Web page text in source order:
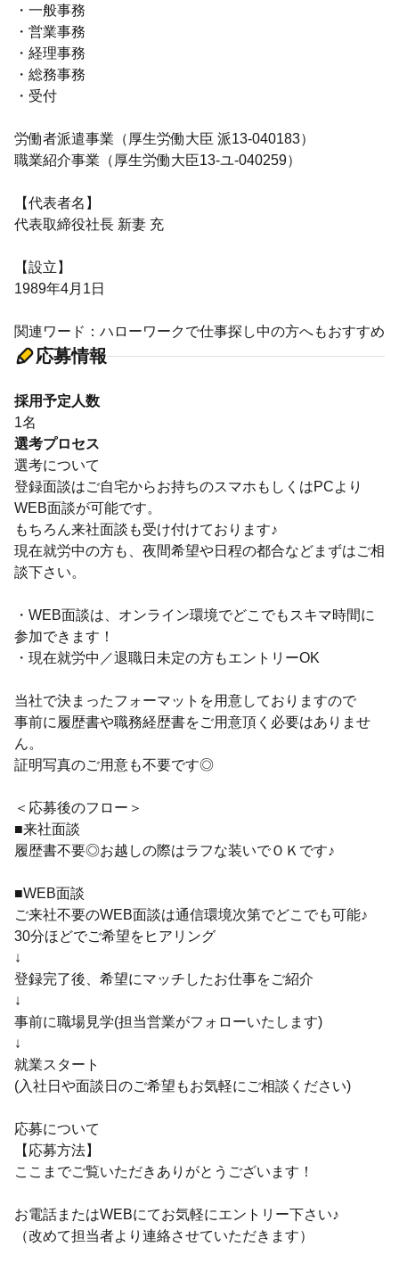
・一般事務
・営業事務
・経理事務
・総務事務
・受付
労働者派遣事業（厚生労働大臣 派13-040183）
職業紹介事業（厚生労働大臣13-ユ-040259）
【代表者名】
代表取締役社長 新妻 充
【設立】
1989年4月1日
関連ワード：ハローワークで仕事探し中の方へもおすすめ
応募情報
採用予定人数
1名
選考プロセス
選考について
登録面談はご自宅からお持ちのスマホもしくはPCより
WEB面談が可能です。
もちろん来社面談も受け付けております♪
現在就労中の方も、夜間希望や日程の都合などまずはご相
談下さい。
・WEB面談は、オンライン環境でどこでもスキマ時間に
参加できます！
・現在就労中／退職日未定の方もエントリーOK
当社で決まったフォーマットを用意しておりますので
事前に履歴書や職務経歴書をご用意頂く必要はありませ
ん。
証明写真のご用意も不要です◎
＜応募後のフロー＞
■来社面談
履歴書不要◎お越しの際はラフな装いでＯＫです♪
■WEB面談
ご来社不要のWEB面談は通信環境次第でどこでも可能♪
30分ほどでご希望をヒアリング
↓
登録完了後、希望にマッチしたお仕事をご紹介
↓
事前に職場見学(担当営業がフォローいたします)
↓
就業スタート
(入社日や面談日のご希望もお気軽にご相談ください)
応募について
【応募方法】
ここまでご覧いただきありがとうございます！
お電話またはWEBにてお気軽にエントリー下さい♪
（改めて担当者より連絡させていただきます）